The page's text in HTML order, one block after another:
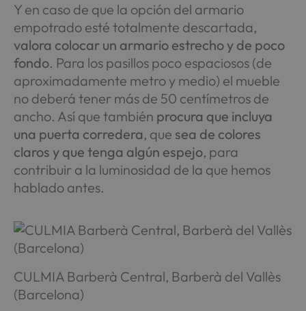
Y en caso de que la opción del armario
empotrado esté totalmente descartada,
valora colocar un armario estrecho y de poco
fondo. Para los pasillos poco espaciosos (de
aproximadamente metro y medio) el mueble
no deberá tener más de 50 centímetros de
ancho. Así que también procura que incluya
una puerta corredera, que sea de colores
claros y que tenga algún espejo, para
contribuir a la luminosidad de la que hemos
hablado antes.
CULMIA Barberà Central, Barberà del Vallès
(Barcelona)